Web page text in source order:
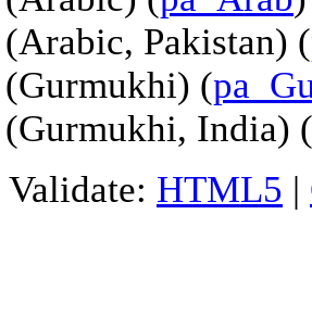
Pakistan) (
(
India) (
Validate: HTML5 |